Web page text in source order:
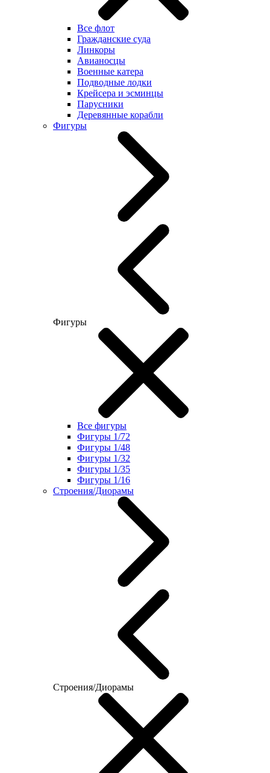
Все флот
Гражданские суда
Линкоры
Авианосцы
Военные катера
Подводные лодки
Крейсера и эсминцы
Парусники
Деревянные корабли
Фигуры
Фигуры
Все фигуры
Фигуры 1/72
Фигуры 1/48
Фигуры 1/32
Фигуры 1/35
Фигуры 1/16
Строения/Диорамы
Строения/Диорамы